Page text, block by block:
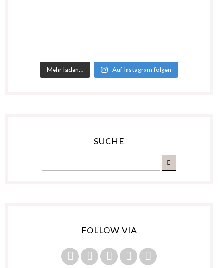
Mehr laden… Auf Instagram folgen
SUCHE
FOLLOW VIA